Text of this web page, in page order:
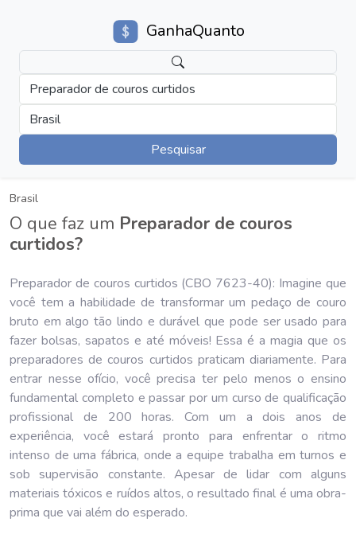
GanhaQuanto
Preparador de couros curtidos
Brasil
Pesquisar
Brasil
O que faz um Preparador de couros
curtidos?
Preparador de couros curtidos (CBO 7623-40): Imagine que
você tem a habilidade de transformar um pedaço de couro
bruto em algo tão lindo e durável que pode ser usado para
fazer bolsas, sapatos e até móveis! Essa é a magia que os
preparadores de couros curtidos praticam diariamente. Para
entrar nesse ofício, você precisa ter pelo menos o ensino
fundamental completo e passar por um curso de qualificação
profissional de 200 horas. Com um a dois anos de
experiência, você estará pronto para enfrentar o ritmo
intenso de uma fábrica, onde a equipe trabalha em turnos e
sob supervisão constante. Apesar de lidar com alguns
materiais tóxicos e ruídos altos, o resultado final é uma obra-
prima que vai além do esperado.